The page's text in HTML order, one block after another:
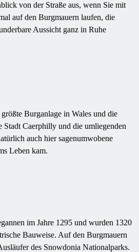
von der Straße aus, wenn Sie mit
auf den Burgmauern laufen, die
Aussicht ganz in Ruhe
Burganlage in Wales und die
Caerphilly und die umliegenden
auch hier sagenumwobene
Leben kam.
im Jahre 1295 und wurden 1320
Bauweise. Auf den Burgmauern
des Snowdonia Nationalparks.